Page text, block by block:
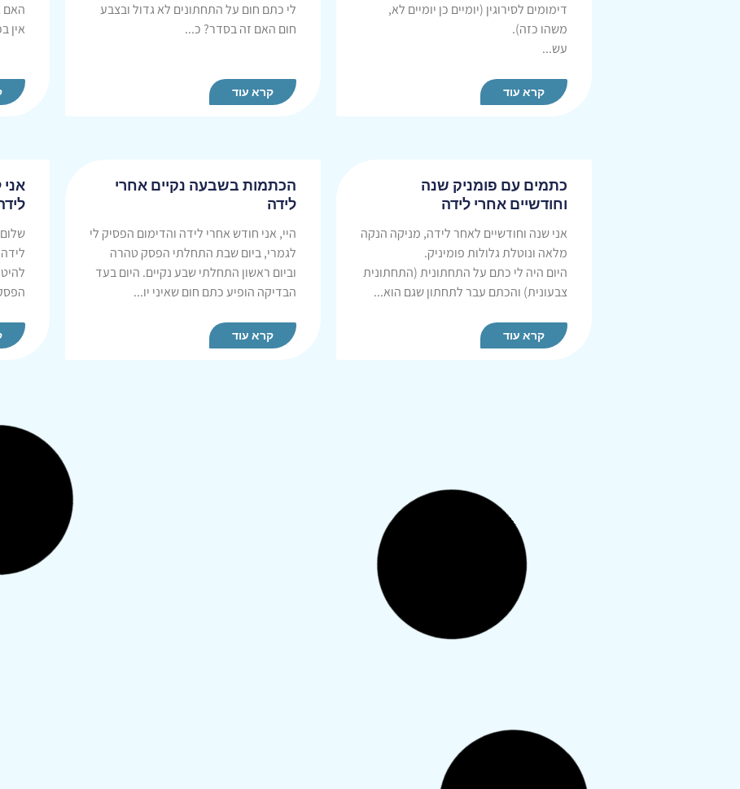
דימומים לסירוגין (יומיים כן יומיים לא,
משהו כזה).
עש...
קרא עוד
לי כתם חום על התחתונים לא גדול ובצבע
חום האם זה בסדר? כ...
קרא עוד
האם
אין
כתמים עם פומניק שנה
וחודשיים אחרי לידה
אני שנה וחודשיים לאחר לידה, מניקה הנקה
מלאה ונוטלת גלולות פומיניק.
היום היה לי כתם על התחתונית (התחתונית
צבעונית) והכתם עבר לתחתון שגם הוא...
קרא עוד
הכתמות בשבעה נקיים אחרי
לידה
היי, אני חודש אחרי לידה והדימום הפסיק לי
לגמרי, ביום שבת התחלתי הפסק טהרה
וביום ראשון התחלתי שבע נקיים. היום בעד
הבדיקה הופיע כתם חום שאיני יו...
קרא עוד
אני אחרי לידה והדימום פסק, ביצעתי
הפסק טהרה שיצא נקי אך לאחר יומיים היו
לי פרשות בתחתונית בצבע אדום חום, אציין
שבניגוב לא ראיתי כלום ...
קרא עוד
עם
שבוע טוב!
רציתי לשאול לגבי טהרה אחרי לידה...
אני שלושה וחצי שבועות אחרי לידה. אחרי